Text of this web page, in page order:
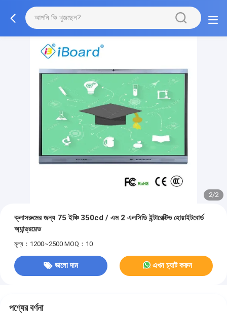
2/2
ক্লাসরুমের জন্য 75 ইঞ্চি 350cd / এম 2 এলসিডি ইন্টারেক্টিভ হোয়াইটবোর্ড
অ্যান্ড্রয়েড
মূল্য：1200~2500 MOQ：10
ভালো দাম এখন চ্যাট করুন
পণ্যের বর্ণনা